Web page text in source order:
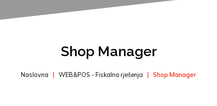
Shop Manager
Naslovna WEB&POS - Fiskalna rješenja Shop Manager